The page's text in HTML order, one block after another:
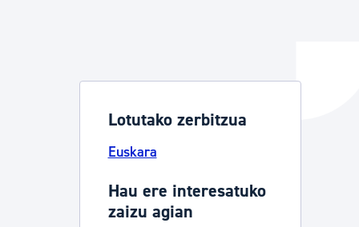
eta bizikidetzaLotutako zerbitzua
Euskara
Hau ere interesatuko
zaizu agian